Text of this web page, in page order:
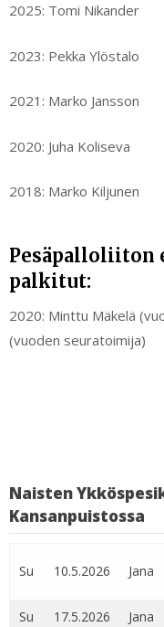
2025: Tomi Nikander
2023: Pekka Ylöstalo
2021: Marko Jansson
2020: Juha Koliseva
2018: Marko Kiljunen
Pesäpalloliiton
palkitut:
2020: Minttu Mäkelä
(vuoden seuratoimija)
Naisten
Kansanpuistossa
Su 10.5.2026 Jana
Su 17.5.2026 Jana